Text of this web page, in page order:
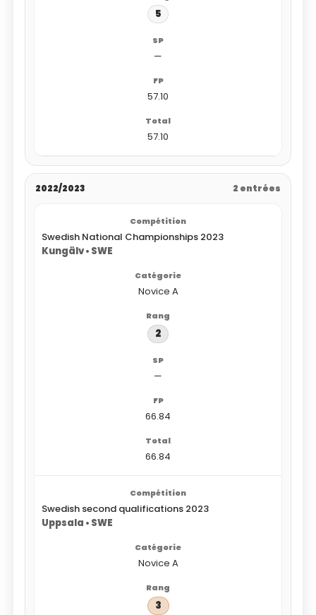
5
—
57.10
57.10
2022/2023 2 entrées
Swedish National Championships 2023
Kungälv • SWE
Novice A
2
—
66.84
66.84
Swedish second qualifications 2023
Uppsala • SWE
Novice A
3